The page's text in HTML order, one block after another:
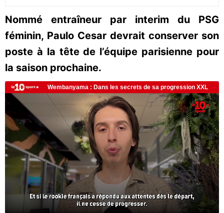
Nommé entraîneur par interim du PSG
féminin, Paulo Cesar devrait conserver son
poste à la tête de l’équipe parisienne pour
la saison prochaine.